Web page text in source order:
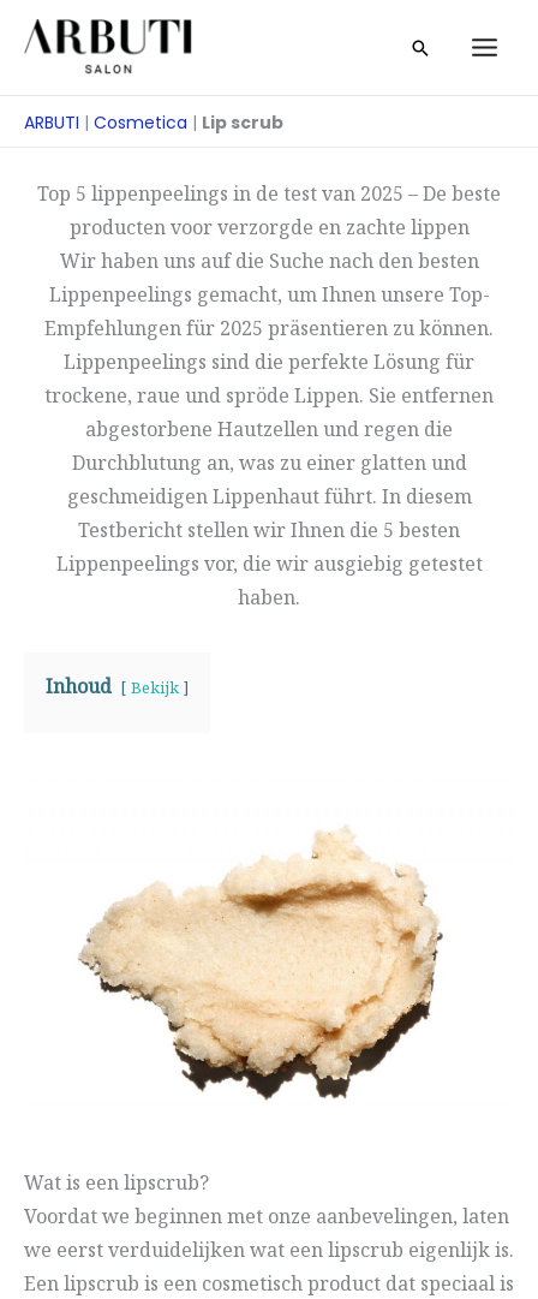
Overslaan
naar
Zoeken
ARBUTI | Cosmetica | Lip scrub
Top 5 lippenpeelings in de test van 2025 – De beste
producten voor verzorgde en zachte lippen
Wir haben uns auf die Suche nach den besten
Lippenpeelings gemacht, um Ihnen unsere Top-
Empfehlungen für 2025 präsentieren zu können.
Lippenpeelings sind die perfekte Lösung für
trockene, raue und spröde Lippen. Sie entfernen
abgestorbene Hautzellen und regen die
Durchblutung an, was zu einer glatten und
geschmeidigen Lippenhaut führt. In diesem
Testbericht stellen wir Ihnen die 5 besten
Lippenpeelings vor, die wir ausgiebig getestet
haben.
Inhoud Bekijk
Wat is een lipscrub?
Voordat we beginnen met onze aanbevelingen, laten
we eerst verduidelijken wat een lipscrub eigenlijk is.
Een lipscrub is een cosmetisch product dat speciaal is